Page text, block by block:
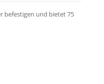
befestigen und bietet 75